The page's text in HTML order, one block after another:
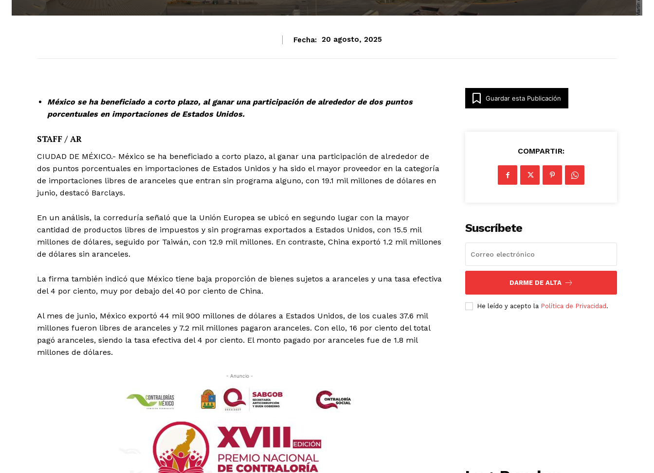
Fecha: 20 agosto, 2025
México se ha beneficiado a corto plazo, al ganar una participación de alrededor de dos puntos
porcentuales en importaciones de Estados Unidos.
STAFF / AR
CIUDAD DE MÉXICO.- México se ha beneficiado a corto plazo, al ganar una participación de alrededor de
dos puntos porcentuales en importaciones de Estados Unidos y ha sido el mayor proveedor en la categoría
de importaciones libres de aranceles que entran sin programa alguno, con 19.1 mil millones de dólares en
junio, destacó Barclays.
En un análisis, la correduría señaló que la Unión Europea se ubicó en segundo lugar con la mayor
cantidad de productos libres de impuestos y sin programas exportados a Estados Unidos, con 15.5 mil
millones de dólares, seguido por Taiwán, con 12.9 mil millones. En contraste, China exportó 1.2 mil millones
de dólares sin aranceles.
La firma también indicó que México tiene baja proporción de bienes sujetos a aranceles y una tasa efectiva
del 4 por ciento, muy por debajo del 40 por ciento de China.
Al mes de junio, México exportó 44 mil 900 millones de dólares a Estados Unidos, de los cuales 37.6 mil
millones fueron libres de aranceles y 7.2 mil millones pagaron aranceles. Con ello, 16 por ciento del total
pagó aranceles, siendo la tasa efectiva del 4 por ciento. El monto pagado por aranceles fue de 1.8 mil
millones de dólares.
- Anuncio -
Guardar esta Publicación
COMPARTIR:
Suscríbete
DARME DE ALTA
He leído y acepto la Política de Privacidad .